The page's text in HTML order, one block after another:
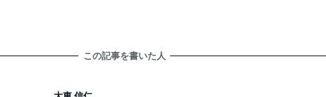
この記事を書いた人